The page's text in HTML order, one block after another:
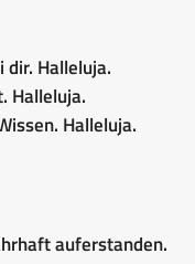
dir. Halleluja.
Halleluja.
Halleluja.
auferstanden.